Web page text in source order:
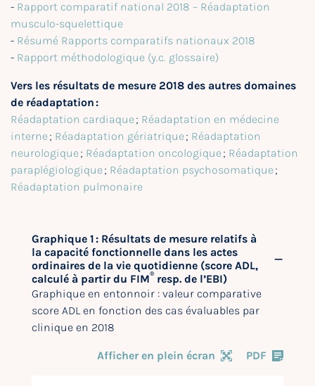
- Rapport comparatif national 2018 – Réadaptation
musculo-squelettique
- Résumé Rapports comparatifs nationaux 2018
- Rapport méthodologique (y.c. glossaire)
Vers les résultats de mesure 2018 des autres domaines
de réadaptation :
Réadaptation cardiaque ; Réadaptation en médecine
interne ; Réadaptation gériatrique ; Réadaptation
neurologique ; Réadaptation oncologique ; Réadaptation
paraplégiologique ; Réadaptation psychosomatique ;
Réadaptation pulmonaire
Graphique 1 : Résultats de mesure relatifs à
la capacité fonctionnelle dans les actes
ordinaires de la vie quotidienne (score ADL,
calculé à partir du FIM® resp. de l’EBI)
Graphique en entonnoir : valeur comparative
score ADL en fonction des cas évaluables par
clinique en 2018
Afficher en plein écran PDF